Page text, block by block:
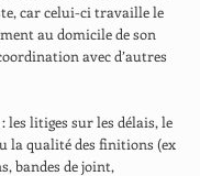
car celui-ci travaille le
au domicile de son
avec d’autres
: les litiges sur les délais, le
la qualité des finitions (ex
bandes de joint,